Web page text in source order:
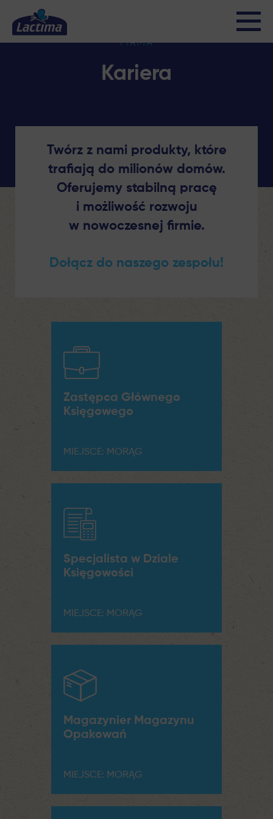
Kariera
FIRMA
Kariera
Twórz z nami produkty, które
trafiają do milionów domów.
Oferujemy stabilną pracę
i możliwość rozwoju
w nowoczesnej firmie.
Dołącz do naszego zespołu!
Zastępca Głównego
Księgowego
MIEJSCE: MORĄG
Specjalista w Dziale
Księgowości
MIEJSCE: MORĄG
Magazynier Magazynu
Opakowań
MIEJSCE: MORĄG